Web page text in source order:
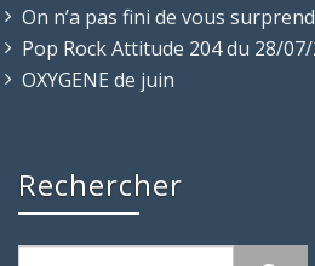
On n’a pas fini de vous
Pop Rock Attitude 204 du 28/
OXYGENE de juin
Rechercher